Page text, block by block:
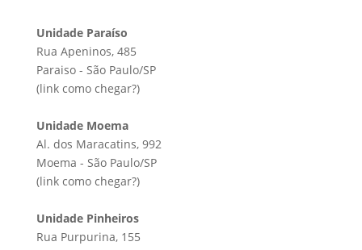
Unidade Paraíso
Rua Apeninos, 485
Paraiso - São Paulo/SP
(link como chegar?)
Unidade Moema
Al. dos Maracatins, 992
Moema - São Paulo/SP
(link como chegar?)
Unidade Pinheiros
Rua Purpurina, 155